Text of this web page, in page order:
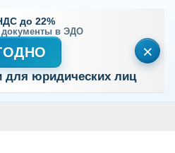
до 22%
в ЭДО
для юридических лиц
×